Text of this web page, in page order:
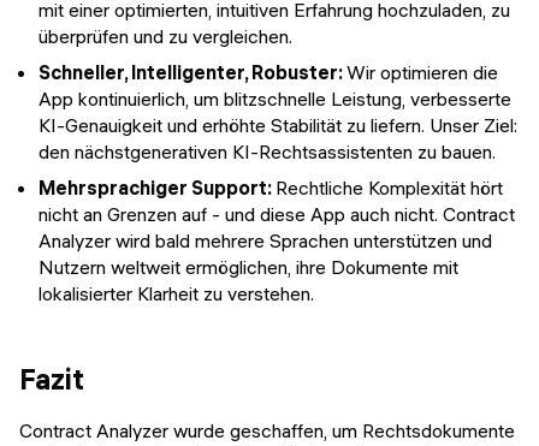
mit einer optimierten, intuitiven Erfahrung hochzuladen, zu
überprüfen und zu vergleichen.
Schneller, Intelligenter, Robuster:Wir optimieren die
App kontinuierlich, um blitzschnelle Leistung, verbesserte
KI-Genauigkeit und erhöhte Stabilität zu liefern. Unser Ziel:
den nächstgenerativen KI-Rechtsassistenten zu bauen.
Mehrsprachiger Support: Rechtliche Komplexität hört
nicht an Grenzen auf - und diese App auch nicht. Contract
Analyzer wird bald mehrere Sprachen unterstützen und
Nutzern weltweit ermöglichen, ihre Dokumente mit
lokalisierter Klarheit zu verstehen.
Fazit
Contract Analyzer wurde geschaffen, um Rechtsdokumente